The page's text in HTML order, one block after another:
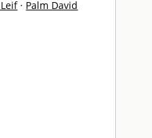
· Palm David